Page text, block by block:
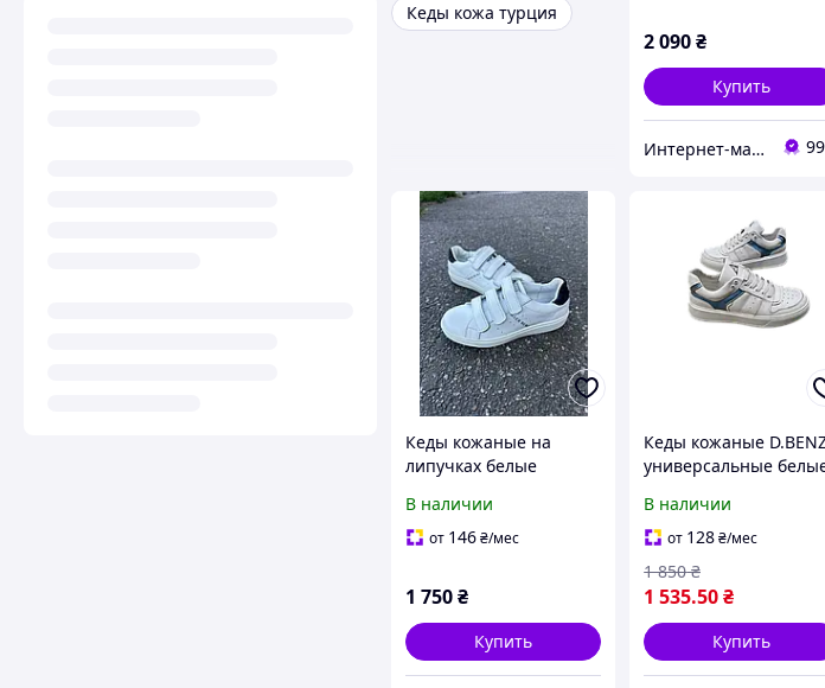
Кеды кожа турция
2 090₴
Купить
Интернет-магазин обуви "shoescomfort"
Кеды кожаные на
липучках белые
В наличии
от 146₴/мес
1 750₴
Купить
Кеды кожаные
универсальные
В наличии
от 128₴/мес
1 535.50₴
1 850 ₴
Купить